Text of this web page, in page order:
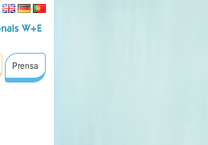
Prensa